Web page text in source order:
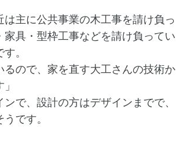
主に公共事業の木工事を請け負っ
具・型枠工事などを請け負ってい
。
ので、家を直す大工さんの技術か
で、設計の方はデザインまでで、
です。